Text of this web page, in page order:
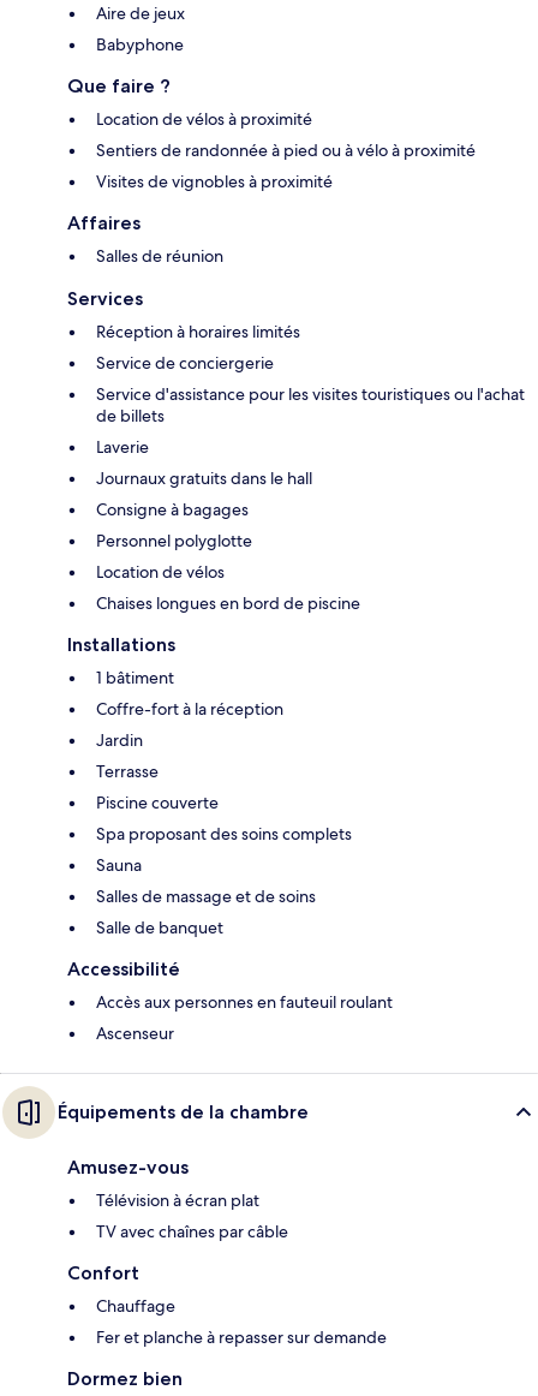
Aire de jeux
Babyphone
Que faire ?
Location de vélos à proximité
Sentiers de randonnée à pied ou à vélo à proximité
Visites de vignobles à proximité
Affaires
Salles de réunion
Services
Réception à horaires limités
Service de conciergerie
Service d'assistance pour les visites touristiques ou l'achat
de billets
Laverie
Journaux gratuits dans le hall
Consigne à bagages
Personnel polyglotte
Location de vélos
Chaises longues en bord de piscine
Installations
1 bâtiment
Coffre-fort à la réception
Jardin
Terrasse
Piscine couverte
Spa proposant des soins complets
Sauna
Salles de massage et de soins
Salle de banquet
Accessibilité
Accès aux personnes en fauteuil roulant
Ascenseur
Équipements de la chambre
Amusez-vous
Télévision à écran plat
TV avec chaînes par câble
Confort
Chauffage
Fer et planche à repasser sur demande
Dormez bien